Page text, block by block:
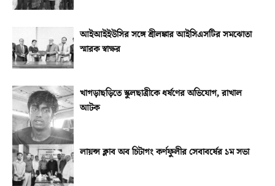
আইআইইউসির সঙ্গে শ্রীলঙ্কার আইসিএসটির সমঝোতা
স্মারক স্বাক্ষর
খাগড়াছড়িতে স্কুলছাত্রীকে ধর্ষণের অভিযোগ, রাখাল
আটক
লায়ন্স ক্লাব অব চিটাগং কর্ণফুলীর সেবাবর্ষের ১ম সভা